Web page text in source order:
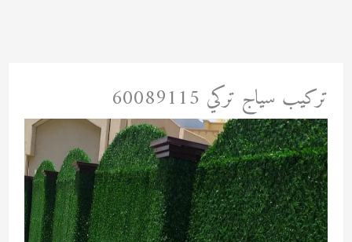
تركيب سياج تركي 60089115